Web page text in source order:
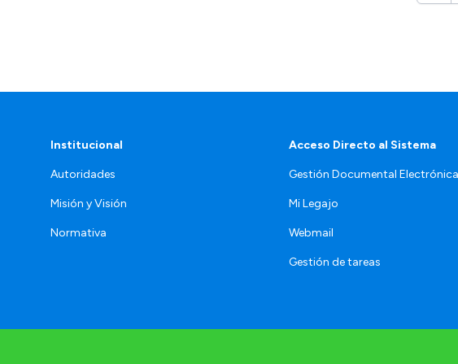
Institucional
Autoridades
Misión y Visión
Normativa
Acceso Directo al Sistema
Gestión Documental Electrónica
Mi Legajo
Webmail
Gestión de tareas